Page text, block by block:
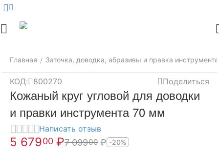
Главная / Заточка, доводка, абразивы и правка инструмента
КОД: 800270 Поделиться
Кожаный круг угловой для доводки
и правки инструмента 70 мм
Написать отзыв
5 67900 ₽7 09900 ₽ -20%
Меню